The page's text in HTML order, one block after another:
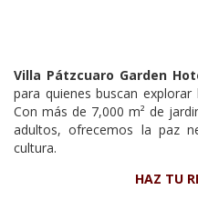
Villa Pátzcuaro Garden
para quienes buscan
Con más de 7,000 m² de
adultos, ofrecemos la paz
cultura.
HAZ TU